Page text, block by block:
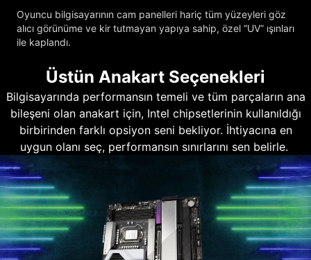
Oyuncu bilgisayarının cam panelleri hariç tüm yüzeyleri göz
alıcı görünüme ve kir tutmayan yapıya sahip, özel “UV” ışınları
ile kaplandı.
Üstün Anakart Seçenekleri
Bilgisayarında performansın temeli ve tüm parçaların ana
bileşeni olan anakart için, Intel chipsetlerinin kullanıldığı
birbirinden farklı opsiyon seni bekliyor. İhtiyacına en
uygun olanı seç, performansın sınırlarını sen belirle.